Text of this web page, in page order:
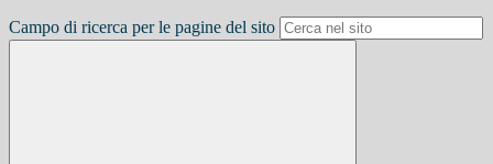
Campo di ricerca per le pagine del sito